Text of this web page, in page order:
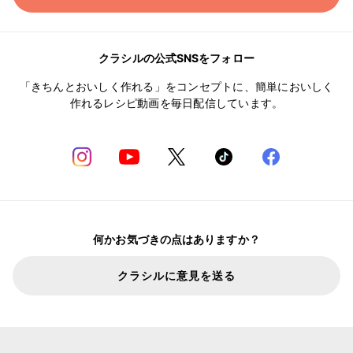
クラシルの公式SNSをフォロー
「きちんとおいしく作れる」をコンセプトに、簡単においしく
作れるレシピ動画を毎日配信しています。
何かお気づきの点はありますか？
クラシルに意見を送る